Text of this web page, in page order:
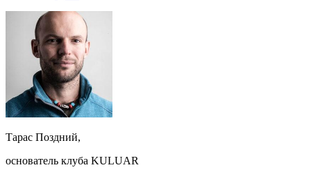
Тарас Поздний,
основатель клуба KULUAR